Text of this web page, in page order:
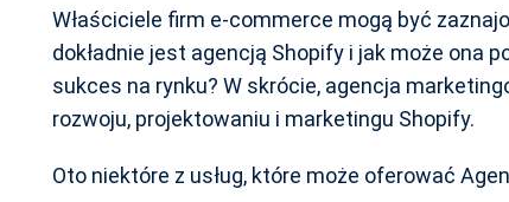
Właściciele firm e-commerce mogą być
dokładnie jest agencją Shopify i jak może ona
sukces na rynku? W skrócie, agencja
rozwoju, projektowaniu i marketingu Shopify.
Oto niektóre z usług, które może oferować